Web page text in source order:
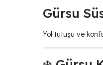
Gürsu
Yol tutuşu ve